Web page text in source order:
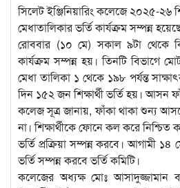
সিলেট ইঞ্জিনিয়ারিং কলেজে ২০২৫-২৬
মেধাতালিকার ভর্তি কার্যক্রম সম্পন্ন
রোববার (১০ মে) সকাল ৯টা থেকে
কার্যক্রম সম্পন্ন হয়। তিনটি বিভাগে
মেধা তালিকা ১ থেকে ১৯৮ পর্যন্ত
দিন ১৫২ জন শিক্ষার্থী ভর্তি হয়। আসন
কলেজ সূত্র জানায়, ফাঁকা থাকা শুন্য
না। শিক্ষার্থীকে ফোনে কল করে
ভর্তি প্রক্রিয়া সম্পন্ন করবে। আগামী
ভর্তি সম্পন্ন করবে ভর্তি কমিটি।
কলেজের অধ্যক্ষ মোঃ আসাদুজ্জামান